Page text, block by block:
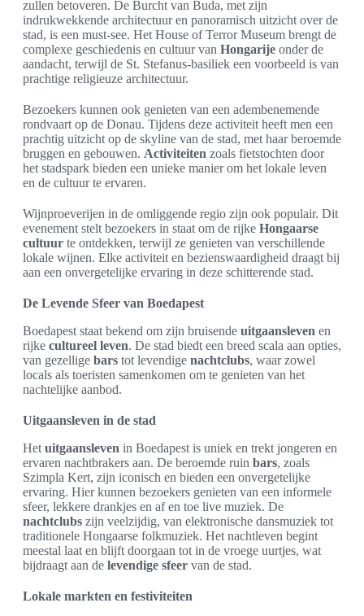
zullen betoveren. De Burcht van Buda, met zijn
indrukwekkende architectuur en panoramisch uitzicht over de
stad, is een must-see. Het House of Terror Museum brengt de
complexe geschiedenis en cultuur van Hongarije onder de
aandacht, terwijl de St. Stefanus-basiliek een voorbeeld is van
prachtige religieuze architectuur.
Bezoekers kunnen ook genieten van een adembenemende
rondvaart op de Donau. Tijdens deze activiteit heeft men een
prachtig uitzicht op de skyline van de stad, met haar beroemde
bruggen en gebouwen. Activiteiten zoals fietstochten door
het stadspark bieden een unieke manier om het lokale leven
en de cultuur te ervaren.
Wijnproeverijen in de omliggende regio zijn ook populair. Dit
evenement stelt bezoekers in staat om de rijke Hongaarse
cultuur te ontdekken, terwijl ze genieten van verschillende
lokale wijnen. Elke activiteit en bezienswaardigheid draagt bij
aan een onvergetelijke ervaring in deze schitterende stad.
De Levende Sfeer van Boedapest
Boedapest staat bekend om zijn bruisende uitgaansleven en
rijke cultureel leven. De stad biedt een breed scala aan opties,
van gezellige bars tot levendige nachtclubs, waar zowel
locals als toeristen samenkomen om te genieten van het
nachtelijke aanbod.
Uitgaansleven in de stad
Het uitgaansleven in Boedapest is uniek en trekt jongeren en
ervaren nachtbrakers aan. De beroemde ruin bars, zoals
Szimpla Kert, zijn iconisch en bieden een onvergetelijke
ervaring. Hier kunnen bezoekers genieten van een informele
sfeer, lekkere drankjes en af en toe live muziek. De
nachtclubs zijn veelzijdig, van elektronische dansmuziek tot
traditionele Hongaarse folkmuziek. Het nachtleven begint
meestal laat en blijft doorgaan tot in de vroege uurtjes, wat
bijdraagt aan de levendige sfeer van de stad.
Lokale markten en festiviteiten